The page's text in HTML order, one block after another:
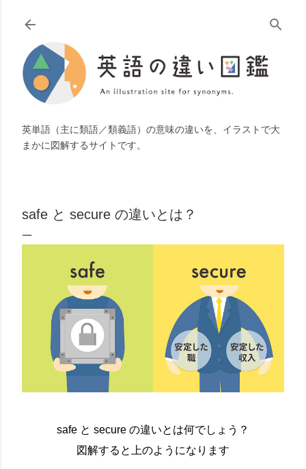
スキップしてメイン コンテンツに移動
英単語（主に類語／類義語）の意味の違いを、イラストで大
まかに図解するサイトです。
safe と secure の違いとは？
safe と secure の違いとは何でしょう？
図解すると上のようになります